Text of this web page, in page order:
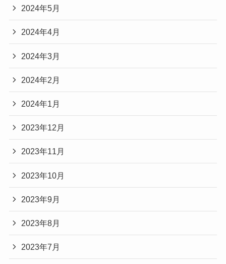
2024年5月
2024年4月
2024年3月
2024年2月
2024年1月
2023年12月
2023年11月
2023年10月
2023年9月
2023年8月
2023年7月